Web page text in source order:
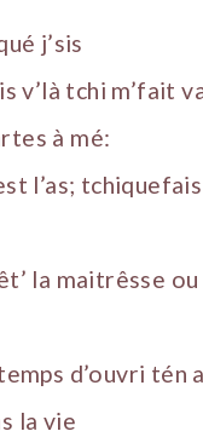
j’sis
v’là tchi m’fait
à mé:
l’as;
la maitrêsse ou
d’ouvri tén
la vie